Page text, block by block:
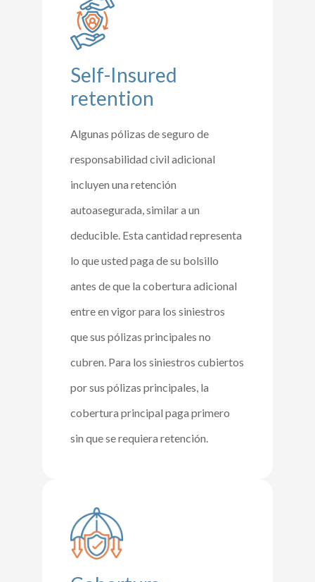
Self-Insured
retention
Algunas pólizas de seguro de
responsabilidad civil adicional
incluyen una retención
autoasegurada, similar a un
deducible. Esta cantidad representa
lo que usted paga de su bolsillo
antes de que la cobertura adicional
entre en vigor para los siniestros
que sus pólizas principales no
cubren. Para los siniestros cubiertos
por sus pólizas principales, la
cobertura principal paga primero
sin que se requiera retención.